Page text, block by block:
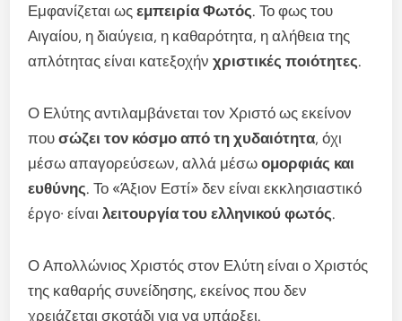
Εμφανίζεται ωςεμπειρία Φωτός. Το φως του
Αιγαίου, η διαύγεια, η καθαρότητα, η αλήθεια της
απλότητας είναι κατεξοχήνχριστικές ποιότητες.
Ο Ελύτης αντιλαμβάνεται τον Χριστό ως εκείνον
πουσώζει τον κόσμο από τη χυδαιότητα, όχι
μέσω απαγορεύσεων, αλλά μέσωομορφιάς και
ευθύνης. Το «Άξιον Εστί» δεν είναι εκκλησιαστικό
έργο· είναιλειτουργία του ελληνικού φωτός.
Ο Απολλώνιος Χριστός στον Ελύτη είναι ο Χριστός
της καθαρής συνείδησης, εκείνος που δεν
χρειάζεται σκοτάδι για να υπάρξει.